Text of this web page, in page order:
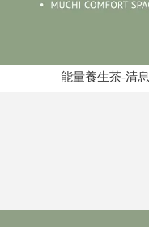
能量養生茶-清息